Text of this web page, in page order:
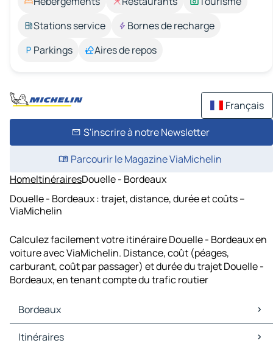
Stations service
Bornes de recharge
Parkings
Aires de repos
Français
S'inscrire à notre Newsletter
Parcourir le Magazine ViaMichelin
HomeItinérairesDouelle - Bordeaux
Douelle - Bordeaux : trajet, distance, durée et coûts –
ViaMichelin
Calculez facilement votre itinéraire Douelle - Bordeaux en
voiture avec ViaMichelin. Distance, coût (péages,
carburant, coût par passager) et durée du trajet Douelle -
Bordeaux, en tenant compte du trafic routier
Bordeaux
Bordeaux Cartes et plans
Itinéraires